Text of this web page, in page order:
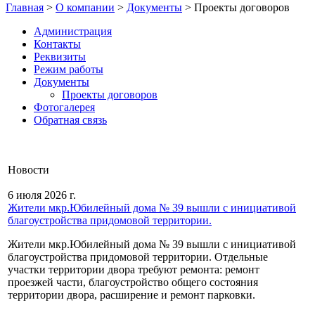
Главная > О компании > Документы > Проекты договоров
Администрация
Контакты
Реквизиты
Режим работы
Документы
Проекты договоров
Фотогалерея
Обратная связь
Новости
6 июля 2026 г.
Жители мкр.Юбилейный дома № 39 вышли с инициативой
благоустройства придомовой территории.
Жители мкр.Юбилейный дома № 39 вышли с инициативой
благоустройства придомовой территории. Отдельные
участки территории двора требуют ремонта: ремонт
проезжей части, благоустройство общего состояния
территории двора, расширение и ремонт парковки.